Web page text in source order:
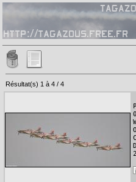
Résultat(s) 1 à 4 / 4